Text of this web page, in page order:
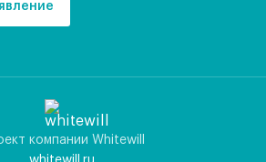
компании Whitewill